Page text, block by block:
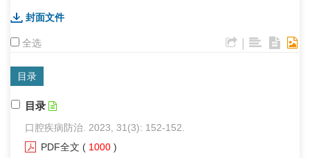
封面文件
全选 |
目录
目录
口腔疾病防治. 2023, 31(3): 152-152.
PDF全文 ( 1000 )